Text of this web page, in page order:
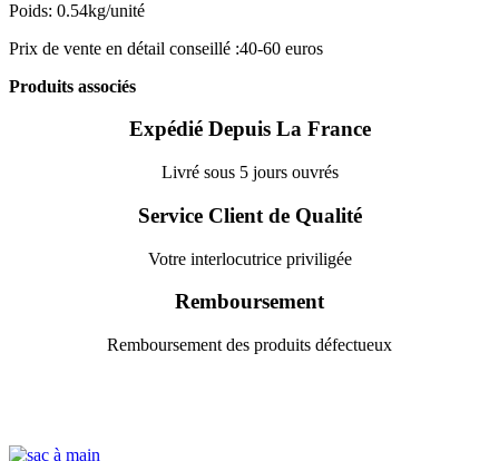
Poids: 0.54kg/unité
Prix de vente en détail conseillé :40-60 euros
Produits associés
Expédié Depuis La France
Livré sous 5 jours ouvrés
Service Client de Qualité
Votre interlocutrice priviligée
Remboursement
Remboursement des produits défectueux